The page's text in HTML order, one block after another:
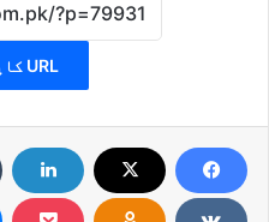
URL کاپی کریں